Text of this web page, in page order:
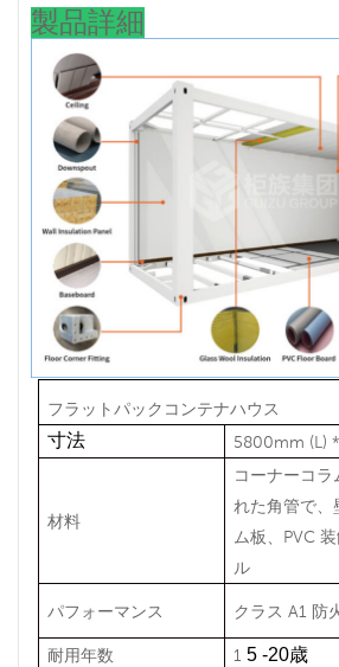
製品詳細
フラットパックコンテナハウス
寸法 5800mm (L)
材料
コーナーコ
れた角管で
ム板、PVC
ル
パフォーマンス クラス A1 防
耐用年数 15-20歳